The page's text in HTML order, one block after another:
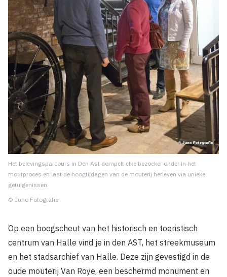
Het belevingsparcours in Den Ast dompelt elke bezoeker onder in het
moutproces en laat de hoogtijdagen van de mouterij herleven via unieke
getuigenissen.
© Juno Fotografie
Op een boogscheut van het historisch en toeristisch
centrum van Halle vind je in den AST, het streekmuseum
en het stadsarchief van Halle. Deze zijn gevestigd in de
oude mouterij Van Roye, een beschermd monument en